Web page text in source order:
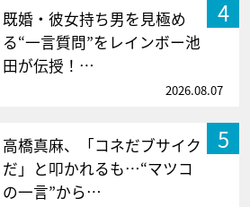
4
既婚・彼女持ち男を見極め
る“一言質問”をレインボー池
田が伝授！…
2026.08.07
5
高橋真麻、「コネだブサイク
だ」と叩かれるも…“マツコ
の一言”から…